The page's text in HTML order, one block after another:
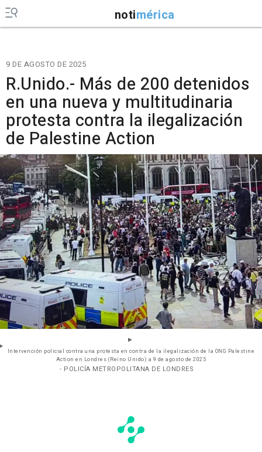
notimérica
9 DE AGOSTO DE 2025
R.Unido.- Más de 200 detenidos
en una nueva y multitudinaria
protesta contra la ilegalización
de Palestine Action
Intervención policial contra una protesta en contra de la ilegalización de la ONG Palestine
Action en Londres (Reino Unido) a 9 de agosto de 2025
- POLICÍA METROPOLITANA DE LONDRES